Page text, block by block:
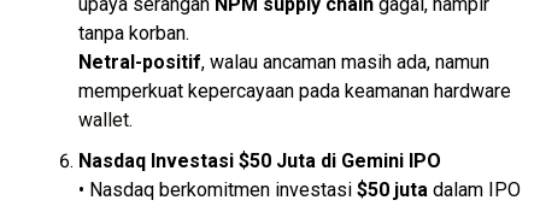
tanpa korban.
Netral-positif, walau ancaman masih ada, namun
memperkuat kepercayaan pada keamanan hardware
wallet.
Nasdaq Investasi $50 Juta di Gemini IPO
• Nasdaq berkomitmen investasi $50 juta dalam IPO